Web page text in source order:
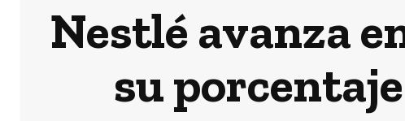
Nestlé avanza
su